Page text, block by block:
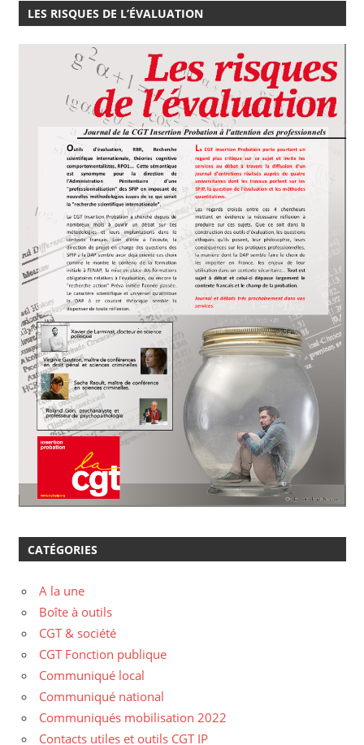
LES RISQUES DE L’ÉVALUATION
CATÉGORIES
A la une
Boîte à outils
CGT & société
CGT Fonction publique
Communiqué local
Communiqué national
Communiqués mobilisation 2022
Contacts utiles et outils CGT IP